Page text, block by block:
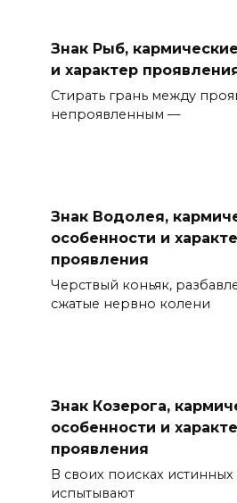
Знак Рыб,
и характер
Стирать грань между
непроявленным —
Знак Водолея,
особенности и
проявления
Черствый коньяк,
сжатые нервно колени
Знак Козерога,
особенности и
проявления
В своих поисках
испытывают